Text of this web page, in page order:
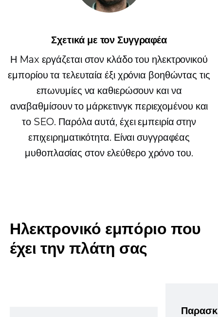
Σχετικά με τον Συγγραφέα
Η Max εργάζεται στον κλάδο του ηλεκτρονικού
εμπορίου τα τελευταία έξι χρόνια βοηθώντας τις
επωνυμίες να καθιερώσουν και να
αναβαθμίσουν το μάρκετινγκ περιεχομένου και
το SEO. Παρόλα αυτά, έχει εμπειρία στην
επιχειρηματικότητα. Είναι συγγραφέας
μυθοπλασίας στον ελεύθερο χρόνο του.
Ηλεκτρονικό εμπόριο που
έχει την πλάτη σας